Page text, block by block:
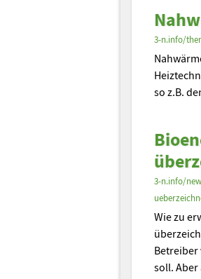
3-n.info/
so z.B.
3-n.info/
Wie zu
Betreiber
soll. Aber